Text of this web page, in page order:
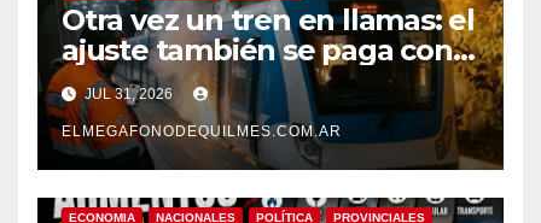
Otra vez un tren en llamas: el
ajuste también se paga con
seguridad
JUL 31, 2026
ELMEGAFONODEQUILMES.COM.AR
ECONOMIA NACIONALES POLÍTICA PROVINCIALES